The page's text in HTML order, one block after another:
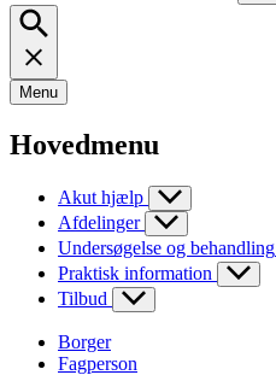
Menu
Hovedmenu
Akut hjælp
Afdelinger
Undersøgelse og behandling
Praktisk information
Tilbud
Borger
Fagperson